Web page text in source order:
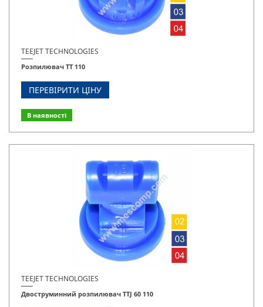
TEEJET TECHNOLOGIES
Розпилювач TT 110
ПЕРЕВІРИТИ ЦІНУ
В наявності
TEEJET TECHNOLOGIES
Двоструминний розпилювач TTJ 60 110